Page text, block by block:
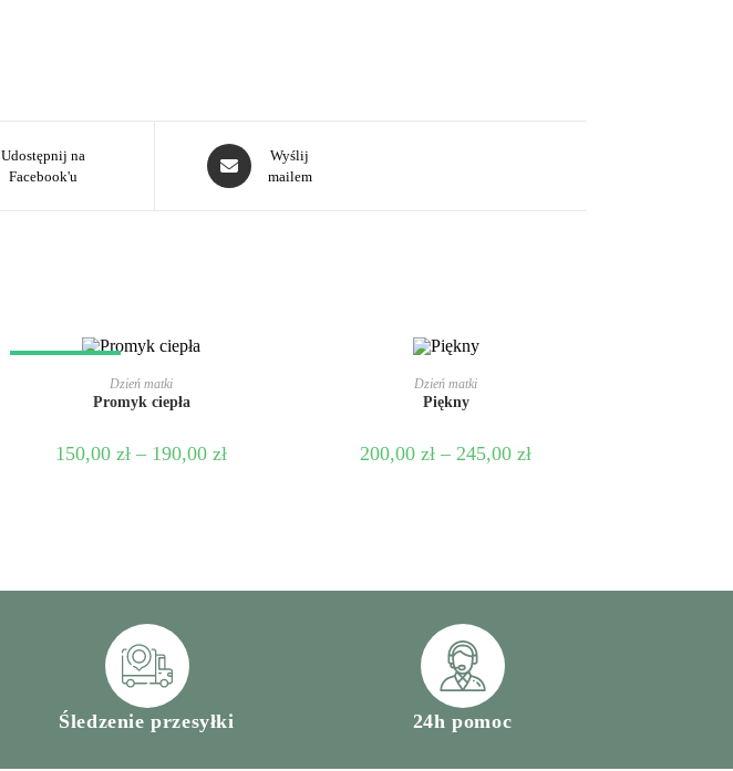
Udostępnij na
Facebook'u
Wyślij
mailem
WYBIERZ OPCJE
Dzień matki
Promyk ciepła
150,00 zł – 190,00 zł
WYBIERZ OPCJE
Dzień matki
Piękny
200,00 zł – 245,00 zł
Śledzenie przesyłki 24h pomoc